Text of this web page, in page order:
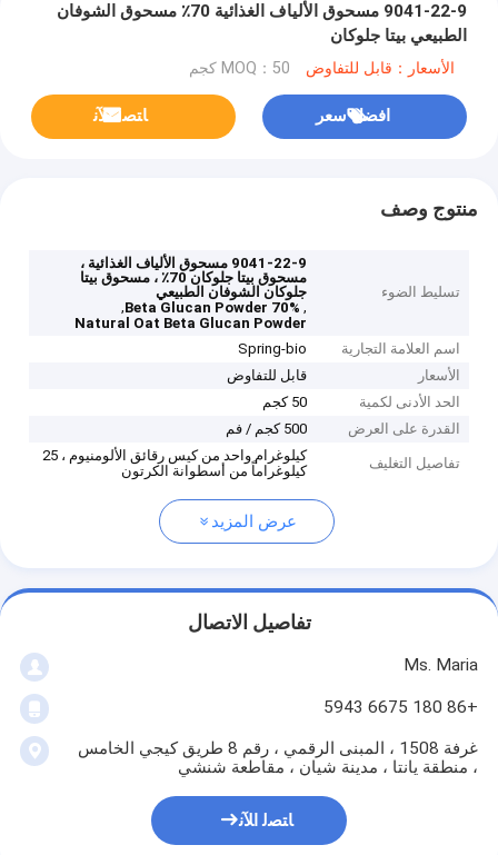
9041-22-9 مسحوق الألياف الغذائية 70٪ مسحوق الشوفان
الطبيعي بيتا جلوكان
الأسعار：قابل للتفاوض MOQ：50 كجم
افضل سعر ﺎﺘﺼﻟ ﺍﻶﻧ
منتوج وصف
تسليط الضوء
9041-22-9 مسحوق الألياف الغذائية ،
مسحوق بيتا جلوكان 70٪ ، مسحوق بيتا
جلوكان الشوفان الطبيعي
,
70% Beta Glucan Powder
,
Natural Oat Beta Glucan Powder
اسم العلامة التجارية
Spring-bio
الأسعار
قابل للتفاوض
الحد الأدنى لكمية
50 كجم
القدرة على العرض
500 كجم / فم
تفاصيل التغليف
كيلوغرام واحد من كيس رقائق الألومنيوم ، 25
كيلوغراماً من أسطوانة الكرتون
عرض المزيد
تفاصيل الاتصال
Ms. Maria
+86 180 6675 5943
غرفة 1508 ، المبنى الرقمي ، رقم 8 طريق كيجي الخامس
، منطقة يانتا ، مدينة شيان ، مقاطعة شنشي
ﺎﺘﺼﻟ ﺍﻶﻧ